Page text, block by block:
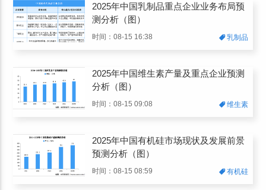
2025年中国乳制品重点企业业务布局预
测分析（图）
时间：08-15 16:38 乳制品
2025年中国维生素产量及重点企业预测
分析（图）
时间：08-15 09:08 维生素
2025年中国有机硅市场现状及发展前景
预测分析（图）
时间：08-15 08:59 有机硅